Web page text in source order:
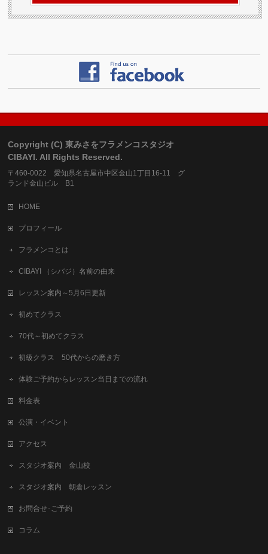
Copyright (C) 東みさをフラメンコスタジオ
CIBAYI. All Rights Reserved.
〒460-0022 愛知県名古屋市中区金山1丁目16-11 グ
ランド金山ビル B1
HOME
プロフィール
フラメンコとは
CIBAYI （シバジ）名前の由来
レッスン案内～5月6日更新
初めてクラス
70代～初めてクラス
初級クラス 50代からの磨き方
体験ご予約からレッスン当日までの流れ
料金表
公演・イベント
アクセス
スタジオ案内 金山校
スタジオ案内 朝倉レッスン
お問合せ･ご予約
コラム